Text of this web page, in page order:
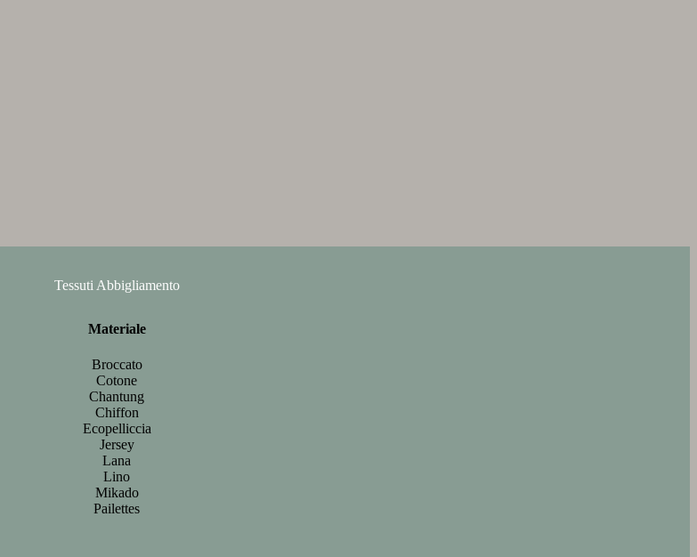
Tessuti Abbigliamento
Materiale
Broccato
Cotone
Chantung
Chiffon
Ecopelliccia
Jersey
Lana
Lino
Mikado
Pailettes